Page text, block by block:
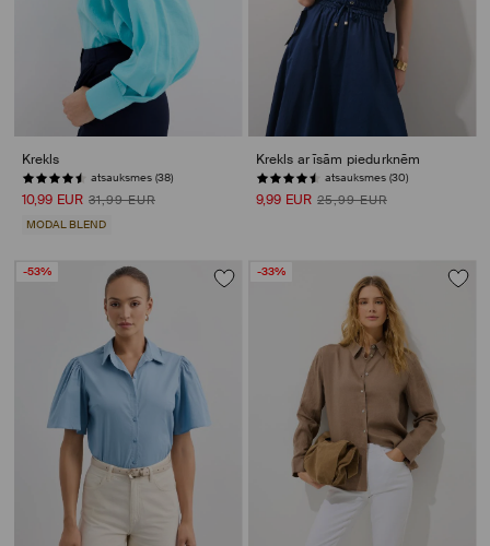
Krekls
atsauksmes (38)
10,99 EUR 31,99 EUR
MODAL BLEND
Krekls ar īsām piedurknēm
atsauksmes (30)
9,99 EUR 25,99 EUR
-53% -33%